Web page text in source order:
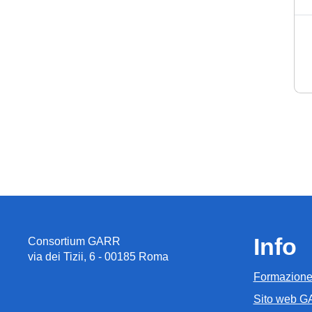
Consortium GARR
via dei Tizii, 6 - 00185 Roma
Info
Sito web